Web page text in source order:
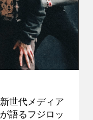
世代メディア
語るフジロッ